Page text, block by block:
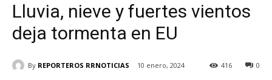
Lluvia, nieve y fuertes vientos
deja tormenta en EU
By REPORTEROS RRNOTICIAS 10 enero, 2024 0
416